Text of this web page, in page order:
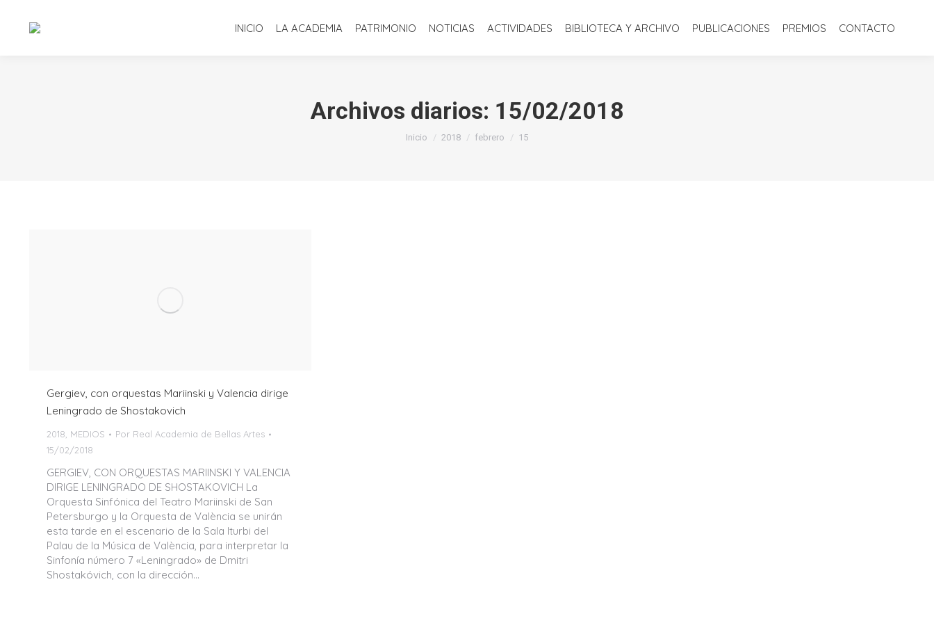
INICIO LA ACADEMIA PATRIMONIO NOTICIAS ACTIVIDADES BIBLIOTECA Y ARCHIVO PUBLICACIONES PREMIOS CONTACTO
Archivos diarios: 15/02/2018
Estás aquí:
Inicio 2018 febrero 15
Gergiev, con orquestas Mariinski y Valencia dirige
Leningrado de Shostakovich
2018 MEDIOS Por Real Academia de Bellas Artes
15/02/2018
GERGIEV, CON ORQUESTAS MARIINSKI Y VALENCIA
DIRIGE LENINGRADO DE SHOSTAKOVICH La
Orquesta Sinfónica del Teatro Mariinski de San
Petersburgo y la Orquesta de València se unirán
esta tarde en el escenario de la Sala Iturbi del
Palau de la Música de València, para interpretar la
Sinfonía número 7 «Leningrado» de Dmitri
Shostakóvich, con la dirección…
INICIO LA ACADEMIA PATRIMONIO NOTICIAS ACTIVIDADES BIBLIOTECA Y ARCHIVO PUBLICACIONES PREMIOS